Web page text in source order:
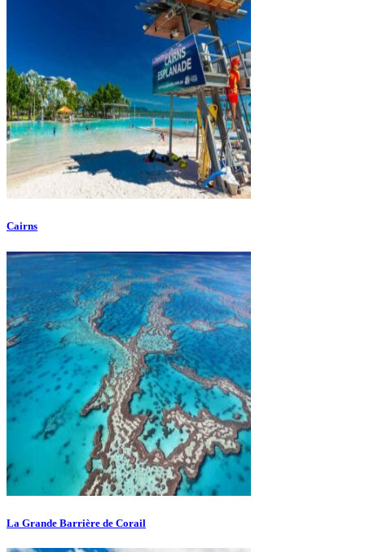
Cairns
La Grande Barrière de Corail